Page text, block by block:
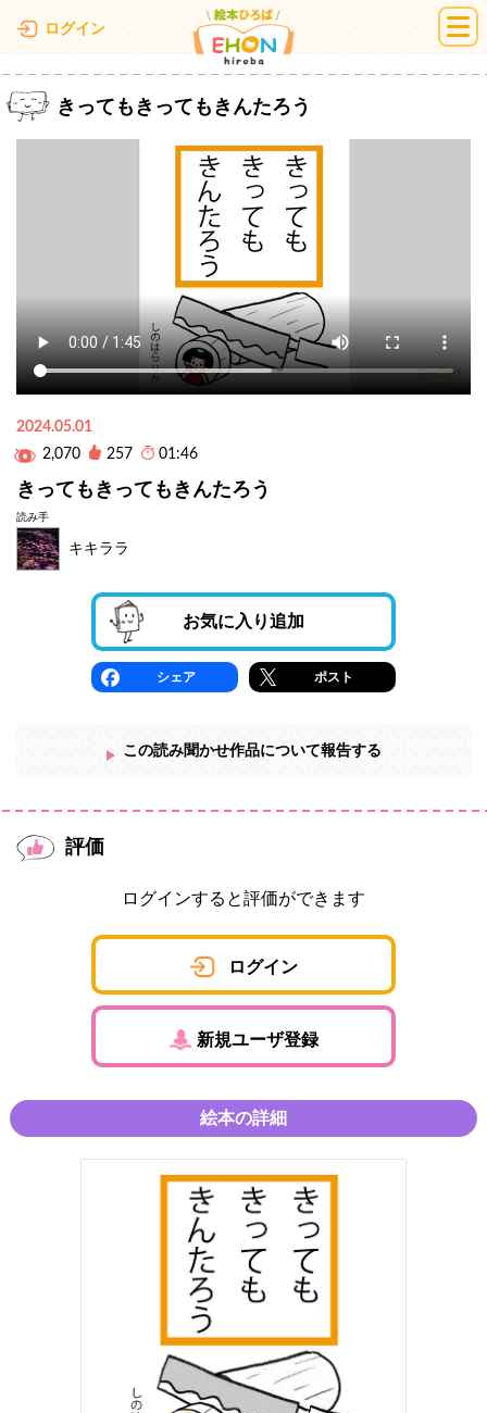
ログイン 絵本ひろば
きってもきってもきんたろう
2024.05.01
2,070
257 01:46
きってもきってもきんたろう
読み手
キキララ
お気に入り追加
シェア ポスト
この読み聞かせ作品について報告する
評価
ログインすると評価ができます
ログイン
新規ユーザ登録
絵本の詳細